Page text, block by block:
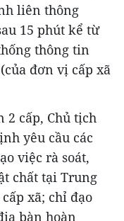
liên thông
15 phút kể từ
thông tin
đơn vị cấp xã
2 cấp, Chủ tịch
yêu cầu các
việc rà soát,
chất tại Trung
xã; chỉ đạo
bàn hoàn